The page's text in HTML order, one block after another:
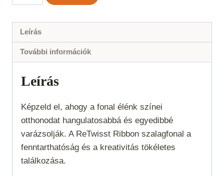
Ribbon
Fekete
mennyiség
Leírás
További információk
Leírás
Képzeld el, ahogy a fonal élénk színei
otthonodat hangulatosabbá és egyedibbé
varázsolják. A ReTwisst Ribbon szalagfonal a
fenntarthatóság és a kreativitás tökéletes
találkozása.